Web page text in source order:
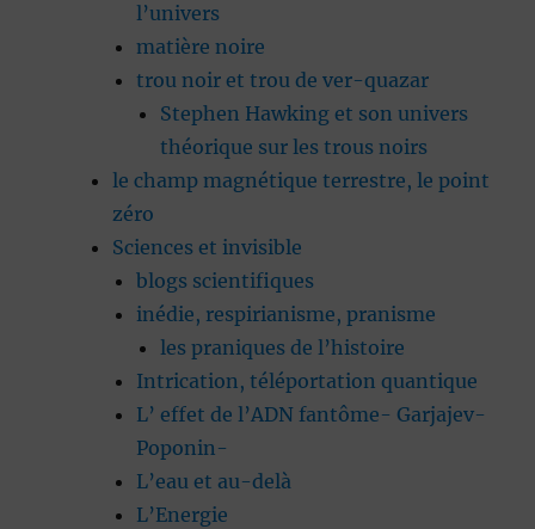
l’univers
matière noire
trou noir et trou de ver-quazar
Stephen Hawking et son univers
théorique sur les trous noirs
le champ magnétique terrestre, le point
zéro
Sciences et invisible
blogs scientifiques
inédie, respirianisme, pranisme
les praniques de l’histoire
Intrication, téléportation quantique
L’ effet de l’ADN fantôme- Garjajev-
Poponin-
L’eau et au-delà
L’Energie